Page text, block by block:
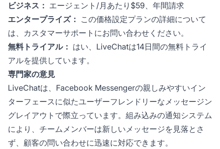
ビジネス： エージェント/月あたり$59、年間請求
エンタープライズ： この価格設定プランの詳細について
は、カスタマーサポートにお問い合わせください。
無料トライアル： はい、LiveChatは14日間の無料トライ
アルを提供しています。
専門家の意見
LiveChatは、Facebook Messengerの親しみやすいイン
ターフェースに似たユーザーフレンドリーなメッセージン
グレイアウトで際立っています。組み込みの通知システム
により、チームメンバーは新しいメッセージを見落とさ
ず、顧客の問い合わせに迅速に対応できます。